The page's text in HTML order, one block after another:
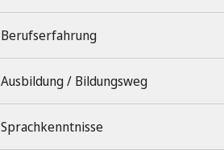
Berufserfahrung
Ausbildung / Bildungsweg
Sprachkenntnisse